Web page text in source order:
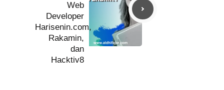
Web
Developer
Harisenin.com,
Rakamin,
dan
Hacktiv8